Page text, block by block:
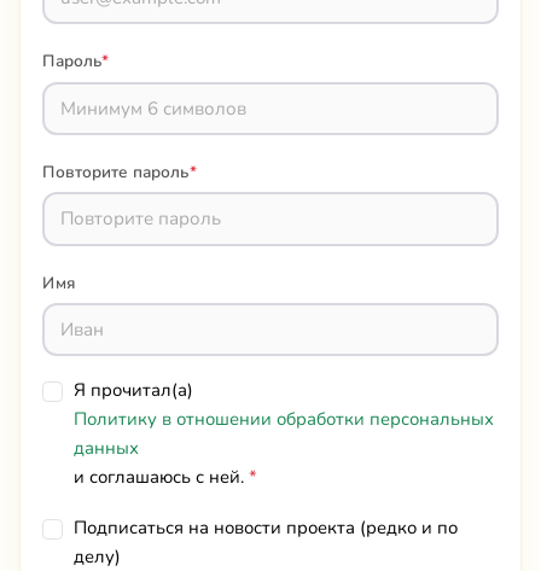
Пароль*
Повторите пароль*
Имя
Я прочитал(а)
Политику в отношении обработки персональных
данных
и соглашаюсь с ней.*
Подписаться на новости проекта (редко и по
делу)